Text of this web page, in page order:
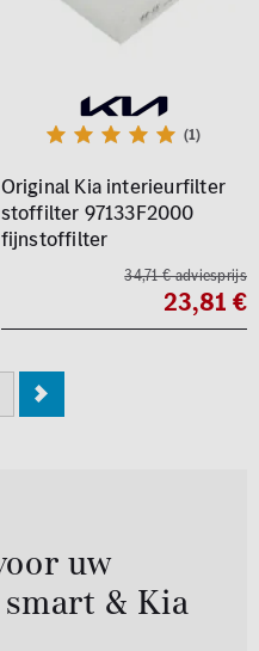
(1)
Original Kia interieurfilter
stoffilter 97133F2000
fijnstoffilter
34,71 € adviesprijs
23,81 €
uw
& Kia